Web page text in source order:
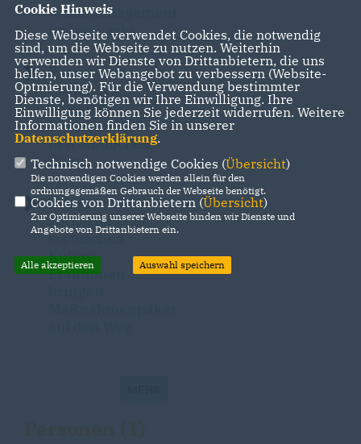
Wolfsmanagement
frei gemacht
Pressestatement:
Crumbach
blockiert
Fördermittel für
den ländlichen
Raum
Schutz und
Förderung der
sorbischen
Kultur:
Fraktionen
Cookie Hinweis
Diese Webseite verwendet Cookies, die notwendig
sind, um die Webseite zu nutzen. Weiterhin
verwenden wir Dienste von Drittanbietern, die uns
helfen, unser Webangebot zu verbessern (Website-
Optmierung). Für die Verwendung bestimmter
Dienste, benötigen wir Ihre Einwilligung. Ihre
Einwilligung können Sie jederzeit widerrufen. Weitere
Informationen finden Sie in unserer
Datenschutzerklärung.
Technisch notwendige Cookies (Übersicht)
Die notwendigen Cookies werden allein für den
ordnungsgemäßen Gebrauch der Webseite benötigt.
Cookies von Drittanbietern (Übersicht)
Zur Optimierung unserer Webseite binden wir Dienste und
Angebote von Drittanbietern ein.
Alle akzeptieren Auswahl speichern